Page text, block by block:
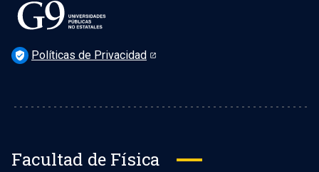
verified_user Políticas de Privacidad
Facultad de Física